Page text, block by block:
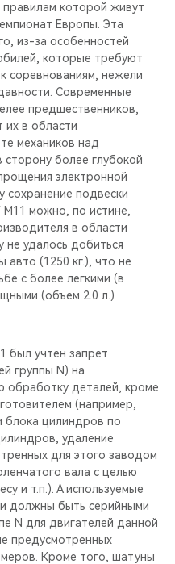
которой живут
Европы. Эта
из-за особенностей
которые требуют
соревнованиям, нежели
Современные
предшественников,
их в области
механиков над
сторону более глубокой
электронной
сохранение подвески
можно, по истине,
в области
удалось добиться
авто (1250 кг.), что не
с более легкими (в
(объем 2.0 л.)
был учтен запрет
группы N) на
обработку деталей, кроме
(например,
блока цилиндров по
удаление
для этого заводом
вала с целью
и т.п.). А используемые
должны быть серийными
N для двигателей данной
предусмотренных
Кроме того, шатуны